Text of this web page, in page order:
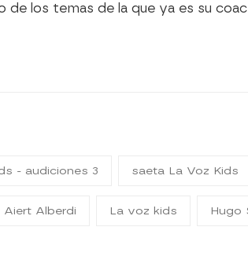
los temas de la que ya es su
- audiciones 3 saeta La Voz Kids
Aiert Alberdi La voz kids Hugo